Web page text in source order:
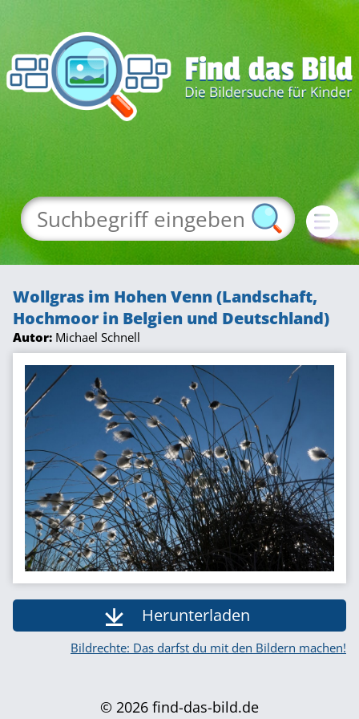
Wollgras im Hohen Venn (Landschaft,
Hochmoor in Belgien und Deutschland)
Autor: Michael Schnell
Herunterladen
Bildrechte: Das darfst du mit den Bildern machen!
© 2026 find-das-bild.de